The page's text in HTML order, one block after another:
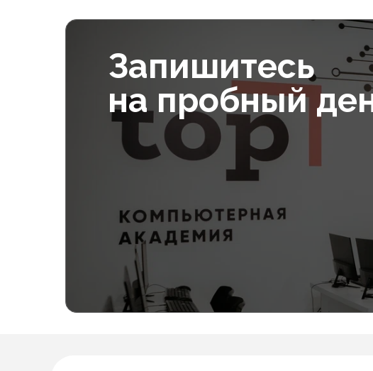
Запишитесь
на пробный
от 14
Питание
10 000₽
Учебники
от 14